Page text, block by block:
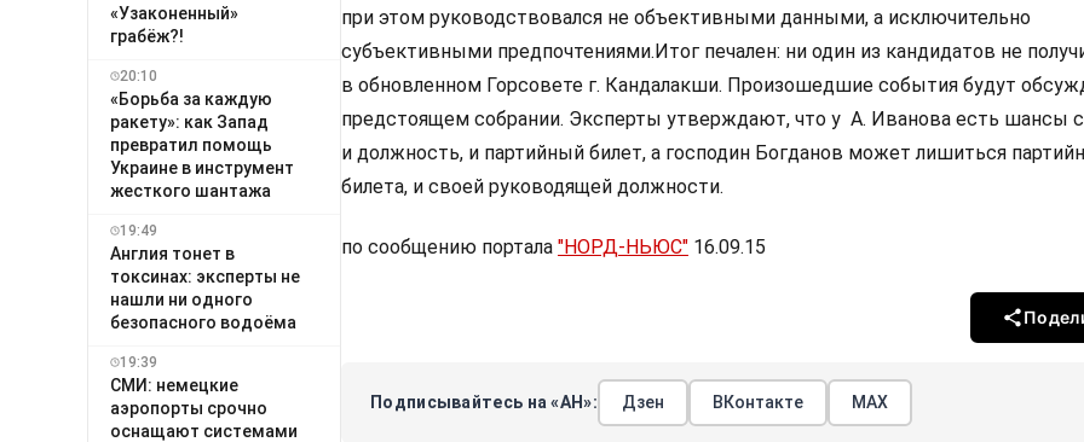
«Узаконенный»
грабёж?!
20:10
«Борьба за каждую
ракету»: как Запад
превратил помощь
Украине в инструмент
жесткого шантажа
19:49
Англия тонет в
токсинах: эксперты не
нашли ни одного
безопасного водоёма
19:39
СМИ: немецкие
аэропорты срочно
оснащают системами
при этом руководствовался не объективными данными, а исключительно
субъективными предпочтениями.Итог печален: ни один из кандидатов не
в обновленном Горсовете г. Кандалакши. Произошедшие события будут
предстоящем собрании. Эксперты утверждают, что у А. Иванова есть шансы
и должность, и партийный билет, а господин Богданов может лишиться
билета, и своей руководящей должности.
по сообщению портала "НОРД-НЬЮС" 16.09.15
Подписывайтесь на «АН»: Дзен ВКонтакте МАХ